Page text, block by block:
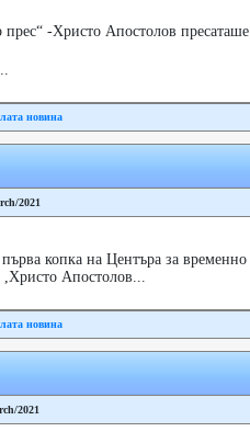
-Христо Апостолов пресаташе
новина
2021
копка на Центъра за временно
,Христо Апостолов...
новина
2021